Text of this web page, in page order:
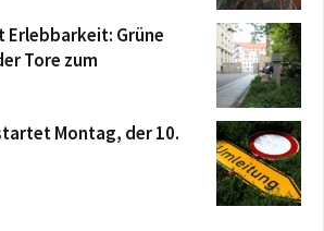
Grüne
Tore zum
Montag, der 10.